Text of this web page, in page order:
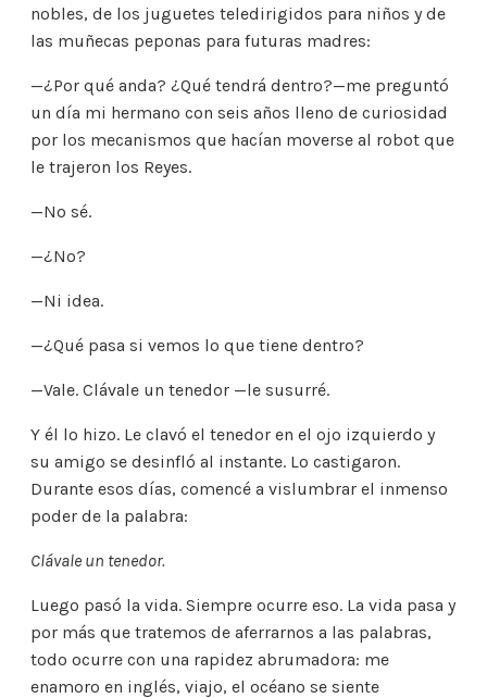
nobles, de los juguetes teledirigidos para niños y de
las muñecas peponas para futuras madres:
—¿Por qué anda? ¿Qué tendrá dentro?—me preguntó
un día mi hermano con seis años lleno de curiosidad
por los mecanismos que hacían moverse al robot que
le trajeron los Reyes.
—No sé.
—¿No?
—Ni idea.
—¿Qué pasa si vemos lo que tiene dentro?
—Vale. Clávale un tenedor —le susurré.
Y él lo hizo. Le clavó el tenedor en el ojo izquierdo y
su amigo se desinfló al instante. Lo castigaron.
Durante esos días, comencé a vislumbrar el inmenso
poder de la palabra:
Clávale un tenedor.
Luego pasó la vida. Siempre ocurre eso. La vida pasa y
por más que tratemos de aferrarnos a las palabras,
todo ocurre con una rapidez abrumadora: me
enamoro en inglés, viajo, el océano se siente